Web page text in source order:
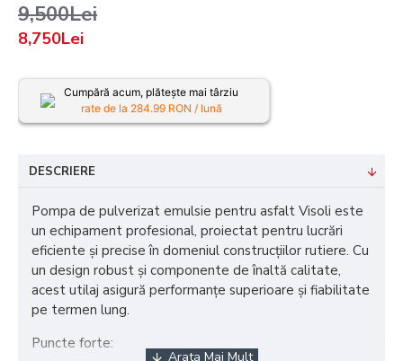
8,750Lei
9,500Lei
Cumpără acum, plătește mai târziu
rate de la 284.99RON / lună
DESCRIERE
Pompa de pulverizat emulsie pentru asfalt Visoli este
un echipament profesional, proiectat pentru lucrări
eficiente și precise în domeniul construcțiilor rutiere. Cu
un design robust și componente de înaltă calitate,
acest utilaj asigură performanțe superioare și fiabilitate
pe termen lung.
Puncte forte: